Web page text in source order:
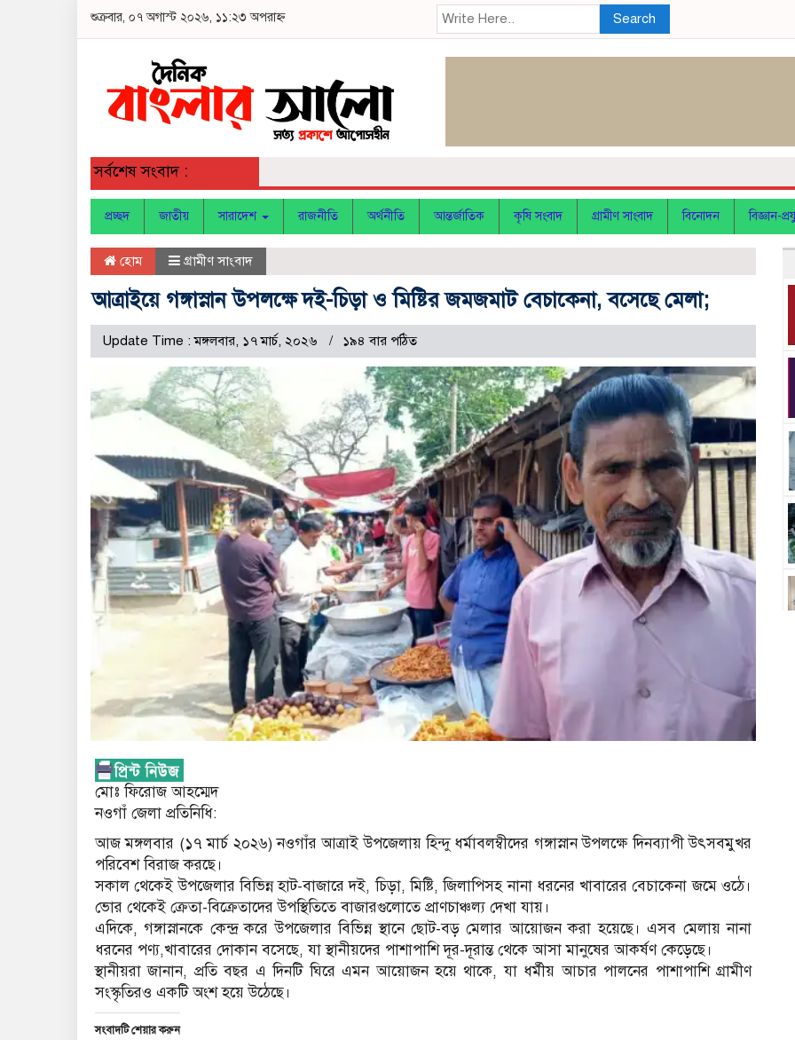
শুক্রবার, ০৭ অগাস্ট ২০২৬, ১১:২৩ অপরাহ্ন Search
সর্বশেষ সংবাদ :
প্রচ্ছদ জাতীয় সারাদেশ রাজনীতি অর্থনীতি আন্তর্জাতিক কৃষি সংবাদ গ্রামীণ সাংবাদ বিনোদন বিজ্ঞান-
হোম গ্রামীণ সাংবাদ
আত্রাইয়ে গঙ্গাস্নান উপলক্ষে দই-চিড়া ও মিষ্টির জমজমাট বেচাকেনা, বসেছে মেলা;
Update Time : মঙ্গলবার, ১৭ মার্চ, ২০২৬ ১৯৪ বার পঠিত
মোঃ ফিরোজ আহম্মেদ
নওগাঁ জেলা প্রতিনিধি:
আজ মঙ্গলবার (১৭ মার্চ ২০২৬) নওগাঁর আত্রাই উপজেলায় হিন্দু ধর্মাবলম্বীদের গঙ্গাস্নান উপলক্ষে দিনব্যাপী উৎসবমুখর
পরিবেশ বিরাজ করছে।
সকাল থেকেই উপজেলার বিভিন্ন হাট-বাজারে দই, চিড়া, মিষ্টি, জিলাপিসহ নানা ধরনের খাবারের বেচাকেনা জমে ওঠে।
ভোর থেকেই ক্রেতা-বিক্রেতাদের উপস্থিতিতে বাজারগুলোতে প্রাণচাঞ্চল্য দেখা যায়।
এদিকে, গঙ্গাস্নানকে কেন্দ্র করে উপজেলার বিভিন্ন স্থানে ছোট-বড় মেলার আয়োজন করা হয়েছে। এসব মেলায় নানা
ধরনের পণ্য,খাবারের দোকান বসেছে, যা স্থানীয়দের পাশাপাশি দূর-দূরান্ত থেকে আসা মানুষের আকর্ষণ কেড়েছে।
স্থানীয়রা জানান, প্রতি বছর এ দিনটি ঘিরে এমন আয়োজন হয়ে থাকে, যা ধর্মীয় আচার পালনের পাশাপাশি গ্রামীণ
সংস্কৃতিরও একটি অংশ হয়ে উঠেছে।
সংবাদটি শেয়ার করুন